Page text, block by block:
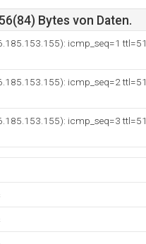
Bytes von Daten.
icmp_seq=1 ttl=51
icmp_seq=2 ttl=51
icmp_seq=3 ttl=51